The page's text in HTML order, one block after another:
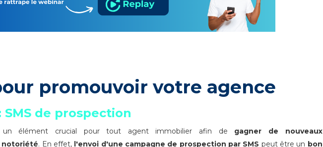
promouvoir votre agence
SMS de prospection
élément crucial pour tout agent immobilier afin de gagner de nouveaux
notoriété. En effet, l'envoi d'une campagne de prospection par SMS peut être un bon